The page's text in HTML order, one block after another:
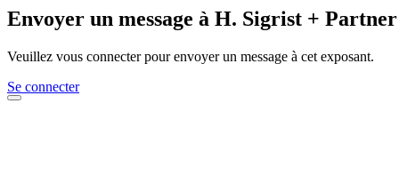
Envoyer un message à H. Sigrist +
Veuillez vous connecter pour envoyer un message à cet exposant.
Se connecter